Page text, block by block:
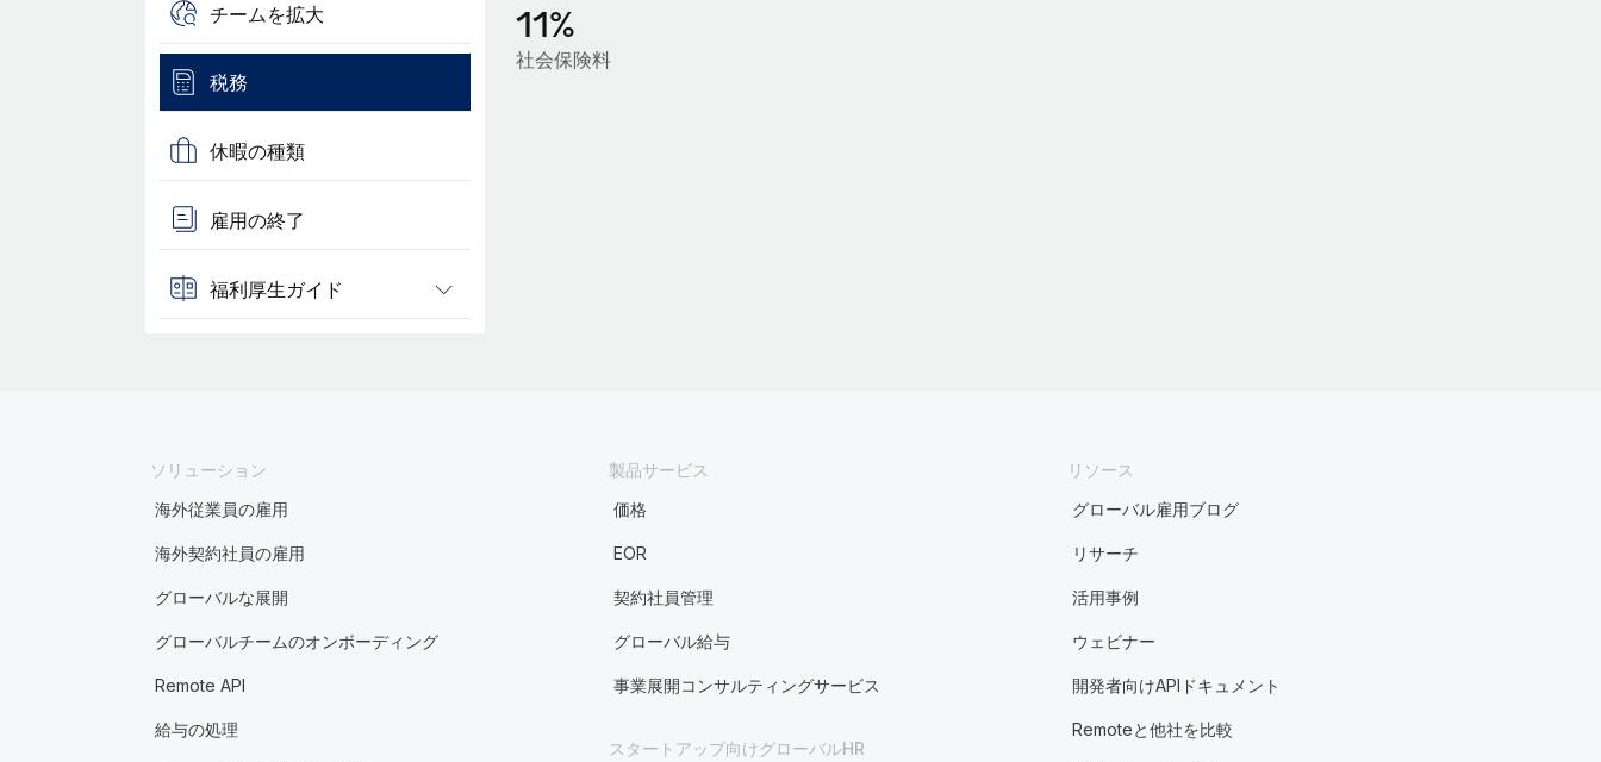
チームを拡大
税務
休暇の種類
雇用の終了
福利厚生ガイド
11%
社会保険料
ソリューション
海外従業員の雇用
海外契約社員の雇用
グローバルな展開
グローバルチームのオンボーディング
Remote API
給与の処理
製品サービス
価格
EOR
契約社員管理
グローバル給与
事業展開コンサルティングサービス
スタートアップ向けグローバルHR
リソース
グローバル雇用ブログ
リサーチ
活用事例
ウェビナー
開発者向けAPIドキュメント
Remoteと他社を比較